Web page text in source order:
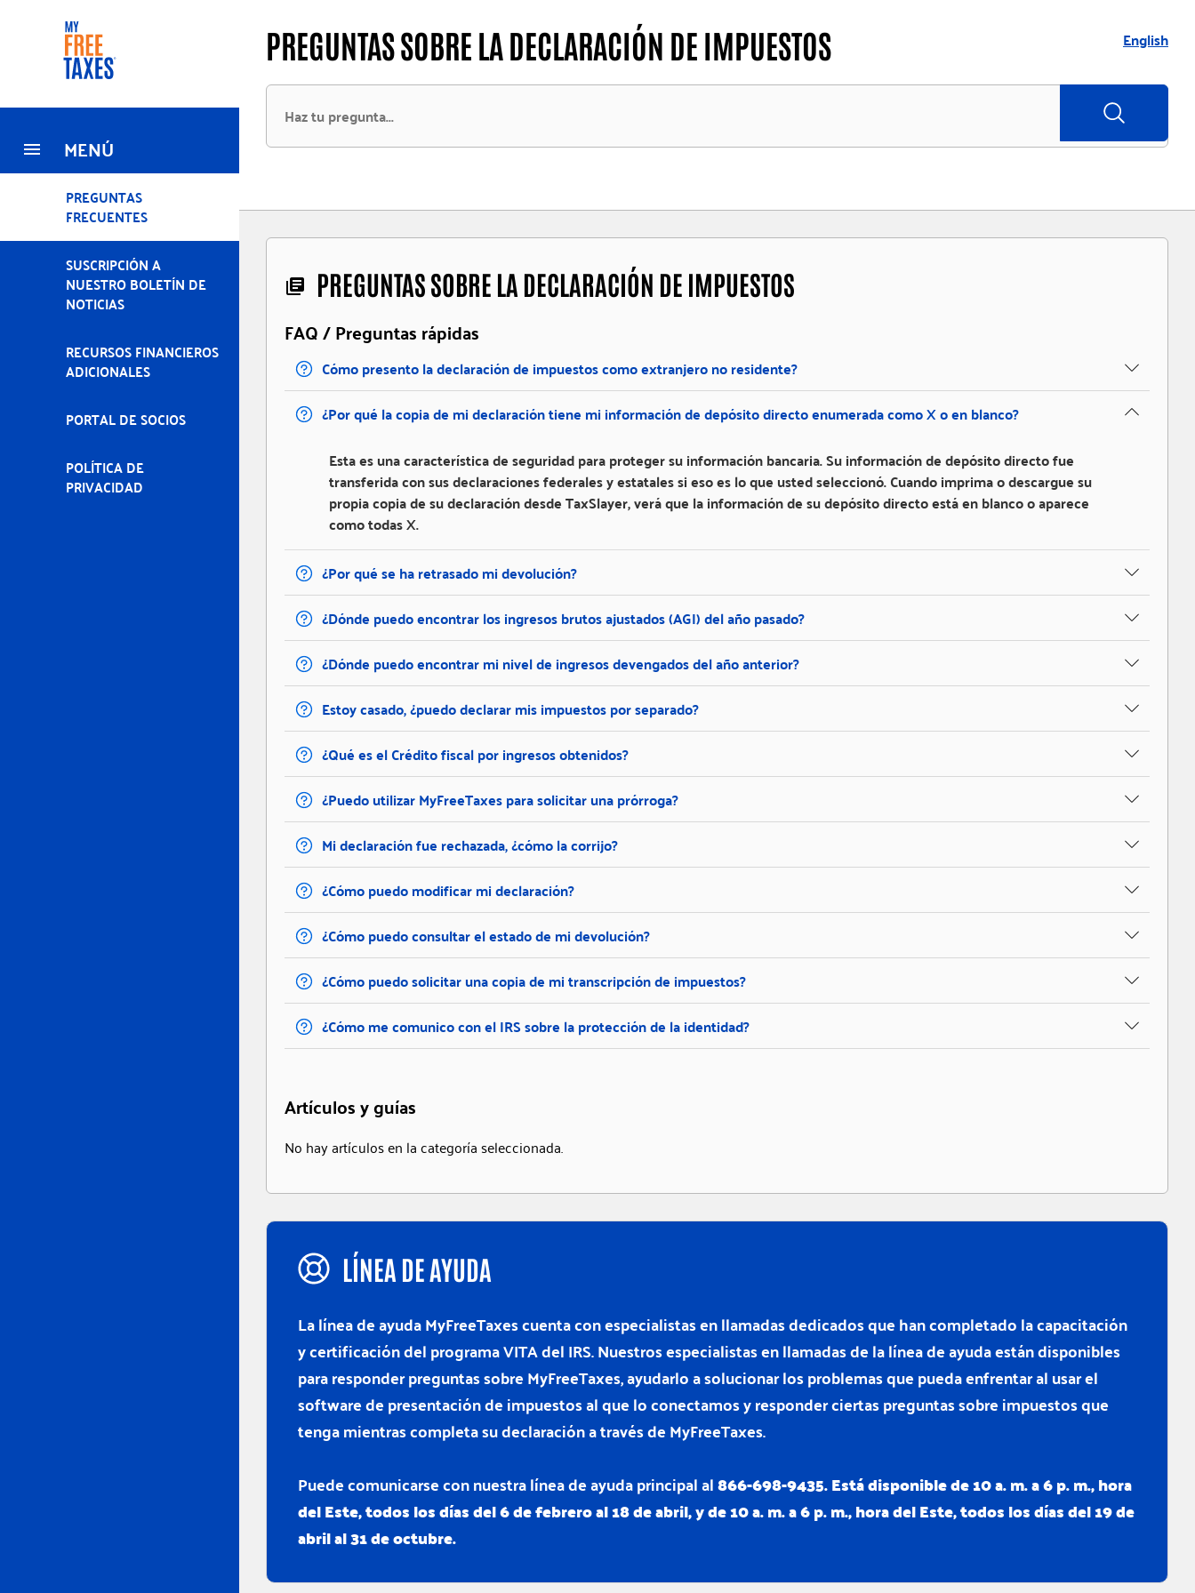
MENÚ
PREGUNTAS
FRECUENTES
SUSCRIPCIÓN A
NUESTRO BOLETÍN DE
NOTICIAS
RECURSOS FINANCIEROS
ADICIONALES
PORTAL DE SOCIOS
POLÍTICA DE
PRIVACIDAD
PREGUNTAS SOBRE LA DECLARACIÓN DE IMPUESTOS English
library_books PREGUNTAS SOBRE LA DECLARACIÓN DE IMPUESTOS
FAQ / Preguntas rápidas
Cómo presento la declaración de impuestos como extranjero no residente?
¿Por qué la copia de mi declaración tiene mi información de depósito directo enumerada como X o en blanco?
Esta es una característica de seguridad para proteger su información bancaria. Su información de depósito directo fue
transferida con sus declaraciones federales y estatales si eso es lo que usted seleccionó. Cuando imprima o descargue su
propia copia de su declaración desde TaxSlayer, verá que la información de su depósito directo está en blanco o aparece
como todas X.
¿Por qué se ha retrasado mi devolución?
¿Dónde puedo encontrar los ingresos brutos ajustados (AGI) del año pasado?
¿Dónde puedo encontrar mi nivel de ingresos devengados del año anterior?
Estoy casado, ¿puedo declarar mis impuestos por separado?
¿Qué es el Crédito fiscal por ingresos obtenidos?
¿Puedo utilizar MyFreeTaxes para solicitar una prórroga?
Mi declaración fue rechazada, ¿cómo la corrijo?
¿Cómo puedo modificar mi declaración?
¿Cómo puedo consultar el estado de mi devolución?
¿Cómo puedo solicitar una copia de mi transcripción de impuestos?
¿Cómo me comunico con el IRS sobre la protección de la identidad?
Artículos y guías
No hay artículos en la categoría seleccionada.
LÍNEA DE AYUDA
La línea de ayuda MyFreeTaxes cuenta con especialistas en llamadas dedicados que han completado la capacitación
y certificación del programa VITA del IRS. Nuestros especialistas en llamadas de la línea de ayuda están disponibles
para responder preguntas sobre MyFreeTaxes, ayudarlo a solucionar los problemas que pueda enfrentar al usar el
software de presentación de impuestos al que lo conectamos y responder ciertas preguntas sobre impuestos que
tenga mientras completa su declaración a través de MyFreeTaxes.
Puede comunicarse con nuestra línea de ayuda principal al866-698-9435. Está disponible de 10 a. m. a 6 p. m., hora
del Este, todos los días del 6 de febrero al 18 de abril, y de 10 a. m. a 6 p. m., hora del Este, todos los días del 19 de
abril al 31 de octubre.